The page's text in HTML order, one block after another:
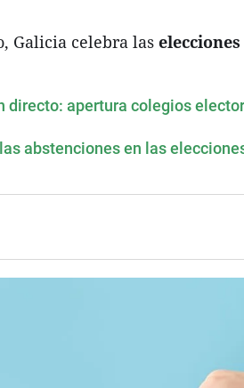
Galicia celebra las
directo: apertura colegios
abstenciones en las